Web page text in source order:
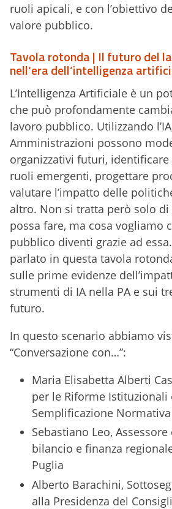
ruoli apicali, e con l’obiettivo
valore pubblico.
Tavola rotonda | Il futuro del
nell’era dell’intelligenza
L’Intelligenza Artificiale è un
che può profondamente
lavoro pubblico. Utilizzando
Amministrazioni possono
organizzativi futuri, identificare
ruoli emergenti, progettare
valutare l’impatto delle
altro. Non si tratta però solo di
possa fare, ma cosa vogliamo
pubblico diventi grazie ad
parlato in questa tavola
sulle prime evidenze
strumenti di IA nella PA e sui
futuro.
In questo scenario abbiamo
“Conversazione con…”:
Maria Elisabetta Alberti
per le Riforme Istituzionali
Semplificazione Normativa
Sebastiano Leo,
bilancio e finanza
Puglia
Alberto Barachini,
alla Presidenza del